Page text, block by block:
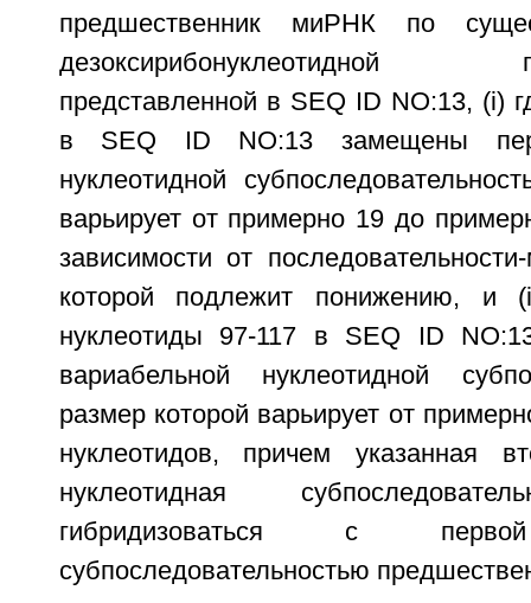
предшественник миРНК по
дезоксирибонуклеотидной
представленной в SEQ ID NO:13, (i)
в SEQ ID NO:13 замещены
нуклеотидной
варьирует от примерно 19 до
зависимости от
которой подлежит понижению, и
нуклеотиды 97-117 в SEQ ID
вариабельной нуклеотидной
размер которой варьирует от
нуклеотидов, причем указанная
нуклеотидная
гибридизоваться с
субпоследовательностью